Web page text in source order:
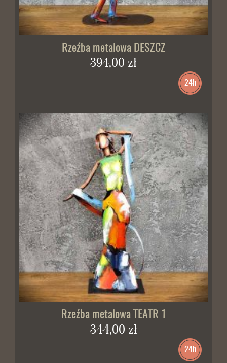
Rzeźba metalowa DESZCZ
394,00 zł
24h
Rzeźba metalowa TEATR 1
344,00 zł
24h